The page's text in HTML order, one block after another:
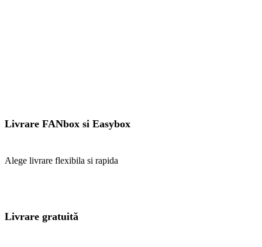
Livrare FANbox si Easybox
Alege livrare flexibila si rapida
Livrare gratuită